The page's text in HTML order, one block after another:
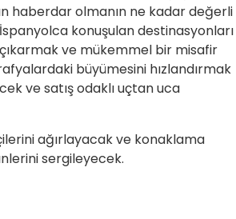
haberdar olmanın ne kadar değerli
konuşulan destinasyonları
ve mükemmel bir misafir
büyümesini hızlandırmak
ve satış odaklı uçtan uca
ağırlayacak ve konaklama
sergileyecek.